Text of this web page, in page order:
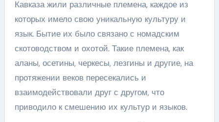
Кавказа жили различные племена, каждое из
которых имело свою уникальную культуру и
язык. Бытие их было связано с номадским
скотоводством и охотой. Такие племена, как
аланы, осетины, черкесы, лезгины и другие, на
протяжении веков пересекались и
взаимодействовали друг с другом, что
приводило к смешению их культур и языков.